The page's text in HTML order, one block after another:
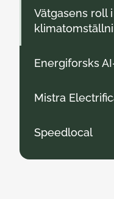
Vätgasens roll
Energiforsks
Mistra
Speedlocal